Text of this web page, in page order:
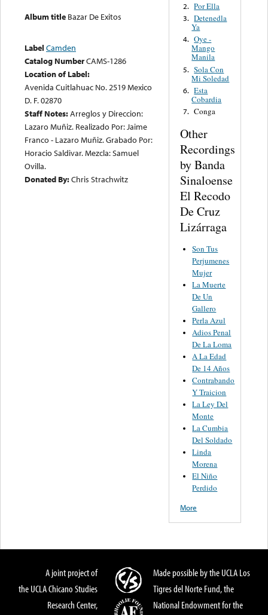
Album title Bazar De Exitos
Label Camden
Catalog NumberCAMS-1286
Location of Label:
Avenida Cuitlahuac No. 2519 Mexico
D. F. 02870
Staff Notes:Arreglos y Direccion:
Lazaro Muñiz. Realizado Por: Jaime
Franco - Lazaro Muñiz. Grabado Por:
Horacio Saldivar. Mezcla: Samuel
Ovilla.
Donated By:Chris Strachwitz
2. Por Ella
3. Detenedla
Ya
4. Oye -
Mango
Manila
5. Sola Con
Mi Soledad
6. Esta
Cobardia
7. Conga
Other
Recordings
by Banda
Sinaloense
El Recodo
De Cruz
Lizárraga
Son Tus
Perjumenes
Mujer
La Muerte
De Un
Gallero
Perla Azul
Adios Penal
De La Loma
A La Edad
De 14 Años
Contrabando
Y Traicion
La Ley Del
Monte
La Cumbia
Del Soldado
Linda
Morena
El Niño
Perdido
More
A joint project of
the UCLA Chicano Studies
Research Center,
Made possible by the UCLA Los
Tigres del Norte Fund, the
National Endowment for the